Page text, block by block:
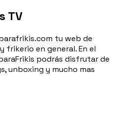
TV
tu web de
frikerio en general. En el
podrás disfrutar de
unboxing y mucho mas